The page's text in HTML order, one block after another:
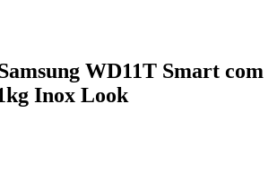
WD11T Smart com
Inox Look